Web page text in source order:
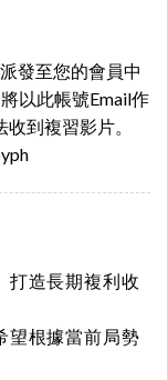
發至您的會員中
以此帳號Email作
到複習影片。
打造長期複利收
望根據當前局勢